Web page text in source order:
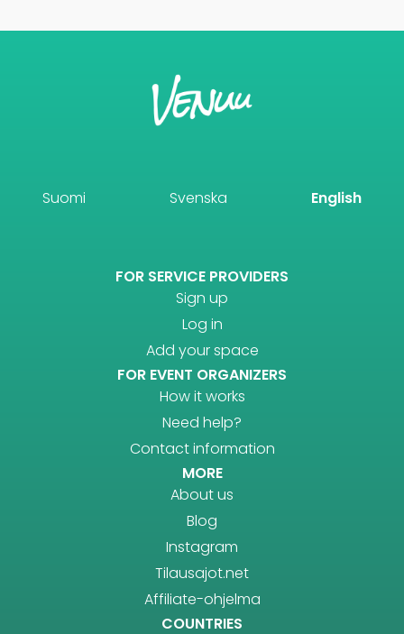
Suomi Svenska English
FOR SERVICE PROVIDERS
Sign up
Log in
Add your space
FOR EVENT ORGANIZERS
How it works
Need help?
Contact information
MORE
About us
Blog
Instagram
Tilausajot.net
Affiliate-ohjelma
COUNTRIES